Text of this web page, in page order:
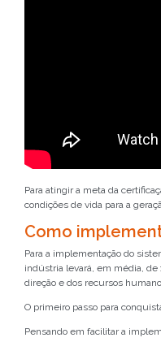
Para atingir a meta da
condições de vida para a
Como
Para a implementação do
indústria levará, em média, de
direção e dos recursos
O primeiro passo para
Pensando em facilitar a